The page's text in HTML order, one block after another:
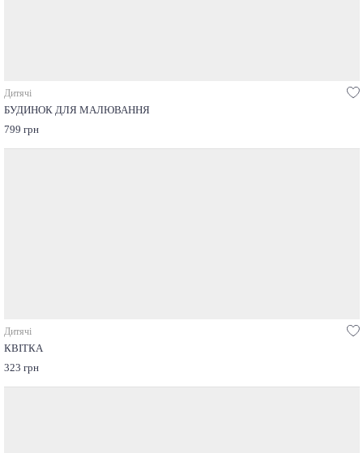
Дитячі
БУДИНОК ДЛЯ МАЛЮВАННЯ
799 грн
Дитячі
КВІТКА
323 грн